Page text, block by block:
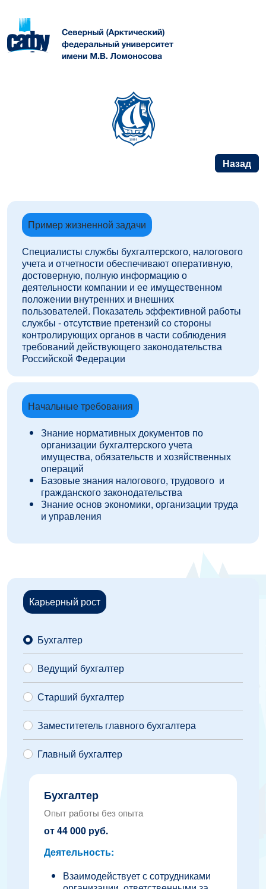
Назад
Пример жизненной задачи
Специалисты службы бухгалтерского, налогового
учета и отчетности обеспечивают оперативную,
достоверную, полную информацию о
деятельности компании и ее имущественном
положении внутренних и внешних
пользователей. Показатель эффективной работы
службы - отсутствие претензий со стороны
контролирующих органов в части соблюдения
требований действующего законодательства
Российской Федерации
Начальные требования
Знание нормативных документов по
организации бухгалтерского учета
имущества, обязательств и хозяйственных
операций
Базовые знания налогового, трудового и
гражданского законодательства
Знание основ экономики, организации труда
и управления
Карьерный рост
Бухгалтер
Ведущий бухгалтер
Старший бухгалтер
Заместитетель главного бухгалтера
Главный бухгалтер
Бухгалтер
Опыт работы без опыта
от 44 000 руб.
Деятельность:
Взаимодействует с сотрудниками